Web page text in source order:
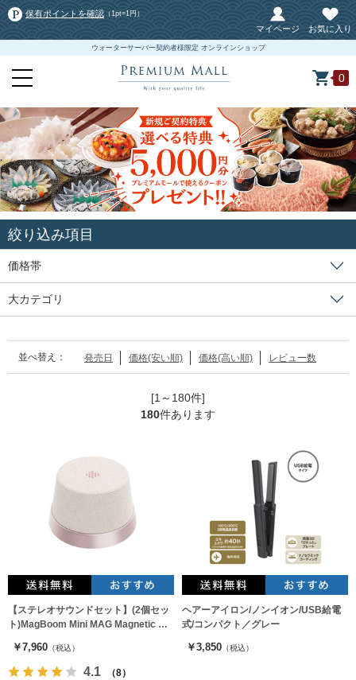
保有ポイントを確認 （1pt=1円）
マイページ お気に入り
ウォーターサーバー契約者様限定 オンラインショップ
0
絞り込み項目
価格帯
大カテゴリ
並べ替え： 発売日 価格(安い順) 価格(高い順) レビュー数
[1～180件]
180件あります
【ステレオサウンドセット】(2個セッ
ト)MagBoom Mini MAG Magnetic ポ
￥7,960 （税込）
4.1 （8）
ヘアーアイロン/ノンイオン/USB給電
式/コンパクト／グレー
￥3,850 （税込）